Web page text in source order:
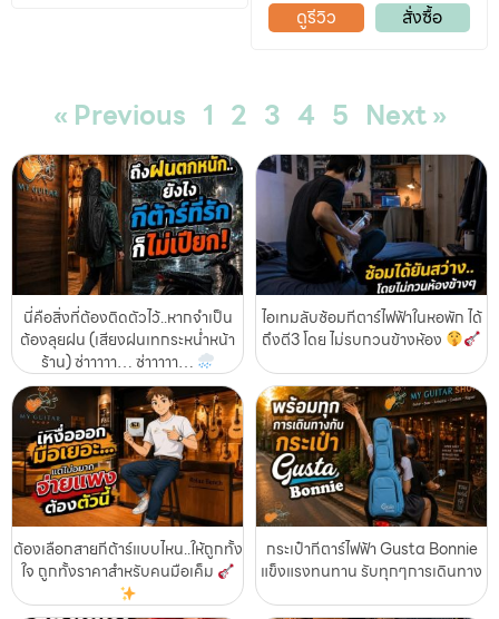
ดูรีวิว
สั่งซื้อ
« Previous 1 2 3 4 5 Next »
นี่คือสิ่งที่ต้องติดตัวไว้..หากจำเป็น
ต้องลุยฝน (เสียงฝนเทกระหน่ำหน้า
ร้าน) ซ่าาาาา… ซ่าาาาา…
ไอเทมลับซ้อมกีตาร์ไฟฟ้าในหอพัก ได้
ถึงตี3 โดย ไม่รบกวนข้างห้อง
ต้องเลือกสายกีต้าร์แบบไหน..ให้ถูกทั้ง
ใจ ถูกทั้งราคาสำหรับคนมือเค็ม
กระเป๋ากีตาร์ไฟฟ้า Gusta Bonnie
แข็งแรงทนทาน รับทุกๆการเดินทาง